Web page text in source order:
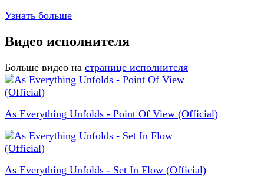
Узнать больше
Видео исполнителя
Больше видео на странице исполнителя
As Everything Unfolds - Point Of View (Official)
As Everything Unfolds - Set In Flow (Official)